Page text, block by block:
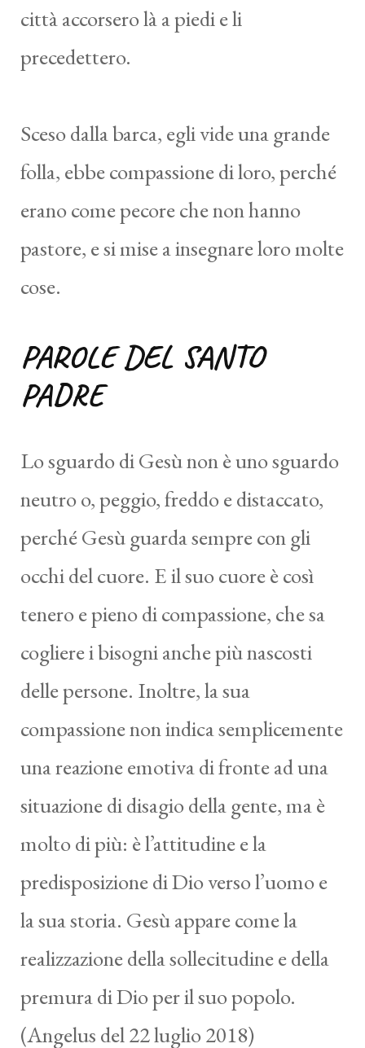
città accorsero là a piedi e li
precedettero.
Sceso dalla barca, egli vide una grande
folla, ebbe compassione di loro, perché
erano come pecore che non hanno
pastore, e si mise a insegnare loro molte
cose.
PAROLE DEL SANTO
PADRE
Lo sguardo di Gesù non è uno sguardo
neutro o, peggio, freddo e distaccato,
perché Gesù guarda sempre con gli
occhi del cuore. E il suo cuore è così
tenero e pieno di compassione, che sa
cogliere i bisogni anche più nascosti
delle persone. Inoltre, la sua
compassione non indica semplicemente
una reazione emotiva di fronte ad una
situazione di disagio della gente, ma è
molto di più: è l’attitudine e la
predisposizione di Dio verso l’uomo e
la sua storia. Gesù appare come la
realizzazione della sollecitudine e della
premura di Dio per il suo popolo.
(Angelus del 22 luglio 2018)